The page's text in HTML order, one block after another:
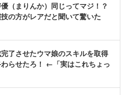
（まりんか）同じってマジ！？
の方がレアだと聞いて驚いた
了させたウマ娘のスキルを取得
らせたろ！ ←「実はこれちょっ